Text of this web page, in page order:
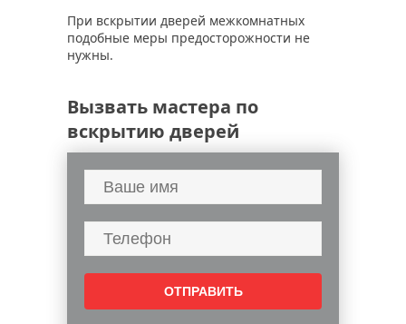
При вскрытии дверей межкомнатных
подобные меры предосторожности не
нужны.
Вызвать мастера по
вскрытию дверей